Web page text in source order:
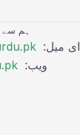
ہم سے
ای میل:
ویب: